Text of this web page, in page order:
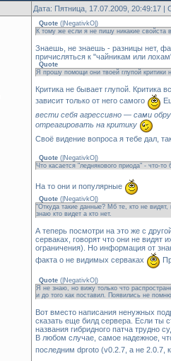
Дата: Пятница, 17.07.2009, 20:49:17
Quote ( |NegativkO| )
К тому же если я не пишу никакие свойста
Знаешь, не знаешь - разницы нет,
причисляться к "чайникам или
Quote
Я прошу помощи они твоей глупой критики
Критика не бывает глупой. Критика
зависит только от него самого
вести себя агрессивно — сами
отреагировать на критику
Своё видение вопроса я тебе дал,
Quote ( |NegativkO| )
Что касается "леднякового приода" - что-
На то они и популярные
Quote ( |NegativkO| )
"Откуда такие данные? Мб те, кто не
знаю кто видет а кто нет.
А теперь посмотри на это же с
серваках, говорят что они не видят
ограничения). Но информация от
факта о не видимых серваках
Quote ( |NegativkO| )
Я не знаю, но вижу только что
и до того как поставил. Появились не
Вот вместо написания ненужных
сказать еще билд сервера. Если ты
названия гибридного патча трудно
В любом случае, самое надежное,
последним dproto (v0.2.7, а не 2.0.7,